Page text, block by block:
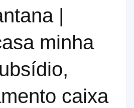
|
minha
caixa